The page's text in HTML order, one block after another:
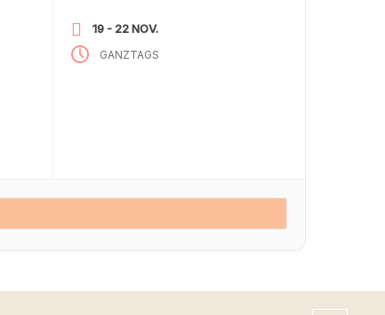
19 - 22 NOV.
GANZTAGS